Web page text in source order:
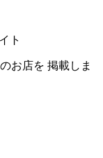
ト
お店を 掲載しま